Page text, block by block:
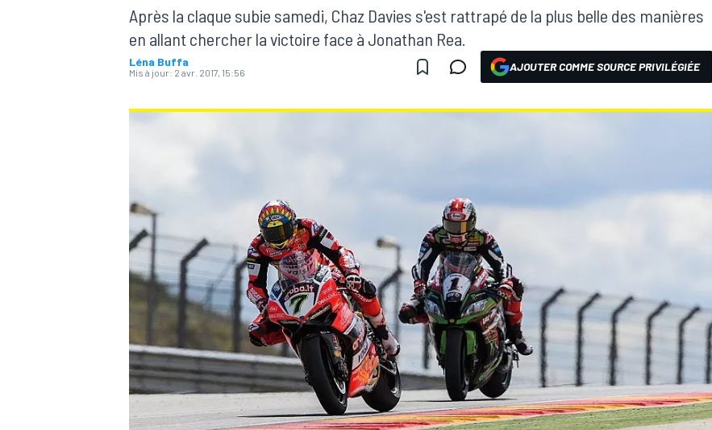
Après la claque subie samedi, Chaz Davies s'est rattrapé de la plus belle des manières
en allant chercher la victoire face à Jonathan Rea.
Léna Buffa
Mis à jour: 2 avr. 2017, 15:56 AJOUTER COMME SOURCE PRIVILÉGIÉE